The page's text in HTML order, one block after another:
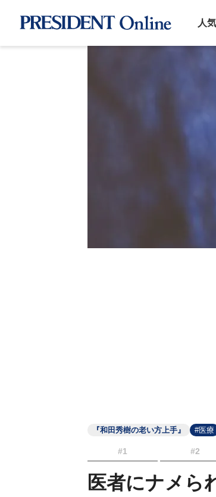
人
『和田秀樹の老い方上手』 #医療
#1 #2
医者にナメら